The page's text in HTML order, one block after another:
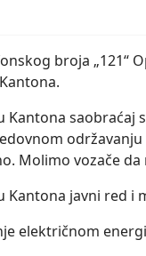
broja „121“
Kantona saobraćaj
Molimo vozače
Kantona javni red i
električnom